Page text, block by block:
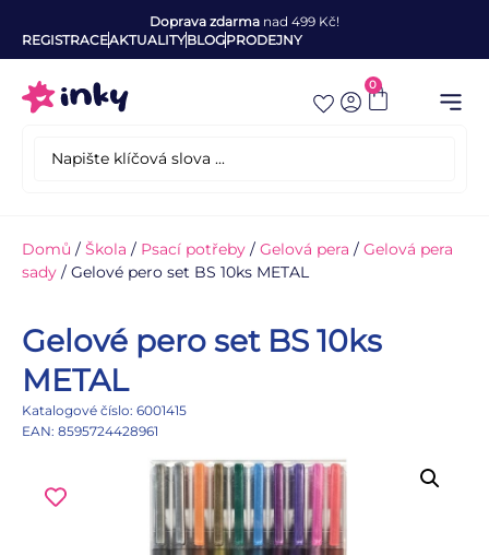
Doprava zdarma nad 499 Kč!
REGISTRACEAKTUALITYBLOGPRODEJNY
0
Domů / Škola / Psací potřeby / Gelová pera / Gelová pera
sady / Gelové pero set BS 10ks METAL
Gelové pero set BS 10ks
METAL
Katalogové číslo: 6001415
EAN: 8595724428961